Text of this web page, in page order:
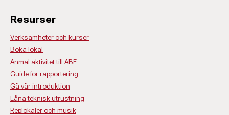
Resurser
Verksamheter och kurser
Boka lokal
Anmäl aktivitet till ABF
Guide för rapportering
Gå vår introduktion
Låna teknisk utrustning
Replokaler och musik